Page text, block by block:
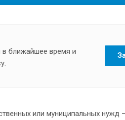
в ближайшее время и
или муниципальных нужд